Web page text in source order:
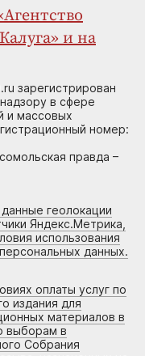
и на
зарегистрирован
в сфере
и массовых
номер:
правда –
геолокации
Яндекс.Метрика,
использования
данных.
оплаты услуг по
издания для
материалов в
выборам в
Собрания